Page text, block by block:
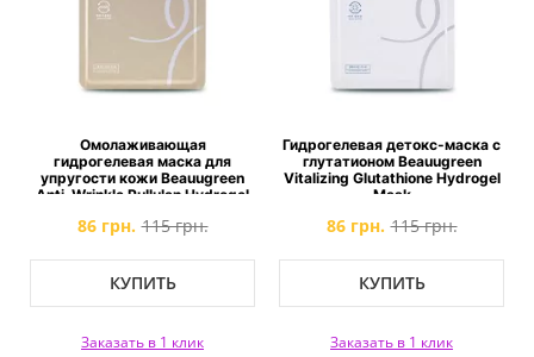
Омолаживающая
гидрогелевая маска для
упругости кожи Beauugreen
Anti-Wrinkle Pullulan Hydrogel
86 грн. 115 грн.
КУПИТЬ
Заказать в 1 клик
Гидрогелевая детокс-маска с
глутатионом Beauugreen
Vitalizing Glutathione Hydrogel
Mask
86 грн. 115 грн.
КУПИТЬ
Заказать в 1 клик